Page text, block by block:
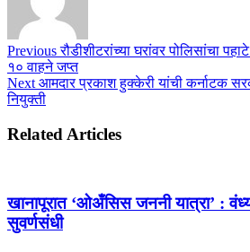
Previousरौडीशीटरांच्या घरांवर पोलिसांचा
१० वाहने जप्त
Next आमदार प्रकाश हुक्केरी यांची कर्नाटक
नियुक्ती
Related Articles
खानापूरात ‘ओअँसिस जननी यात्रा’ :
सुवर्णसंधी